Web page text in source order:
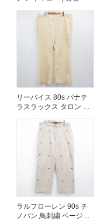
リーバイス 80s パナテ
ラスラックス タロン ベ
ラルフローレン 90s チ
ノパン 鳥刺繍 ベージュ